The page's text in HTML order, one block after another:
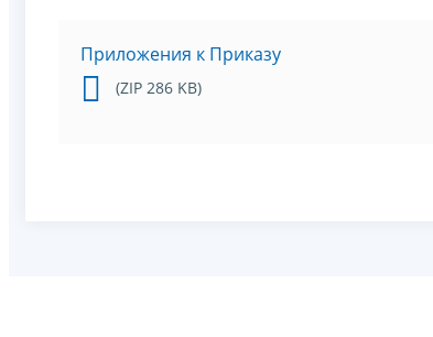
Приложения к Приказу
(ZIP 286 KB)